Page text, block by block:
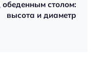
столом:
высота и диаметр